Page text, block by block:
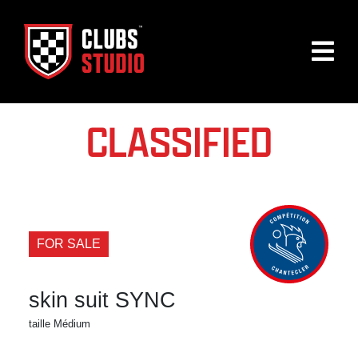
CLASSIFIED
FOR SALE
skin suit SYNC
taille Médium